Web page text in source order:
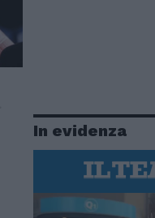
In evidenza